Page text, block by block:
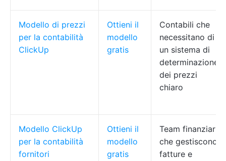
Modello di prezzi
per la contabilità
ClickUp
Ottieni il
modello
gratis
Contabili che
necessitano di
un sistema di
determinazione
dei prezzi
chiaro
Modello ClickUp
per la contabilità
fornitori
Ottieni il
modello
gratis
Team finanziari
che gestiscono
fatture e